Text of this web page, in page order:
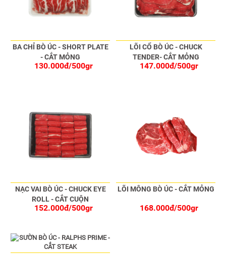
BA CHỈ BÒ ÚC - SHORT PLATE
- CẮT MỎNG
130.000đ/500gr
LÕI CỔ BÒ ÚC - CHUCK
TENDER- CẮT MỎNG
147.000đ/500gr
NẠC VAI BÒ ÚC - CHUCK EYE
ROLL - CẮT CUỘN
152.000đ/500gr
LÕI MÔNG BÒ ÚC - CẮT MỎNG
168.000đ/500gr